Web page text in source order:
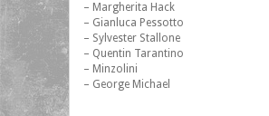
– Margherita Hack
– Gianluca Pessotto
– Sylvester Stallone
– Quentin Tarantino
– Minzolini
– George Michael